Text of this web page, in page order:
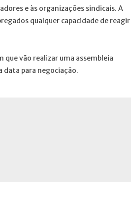
e às organizações sindicais. A
qualquer capacidade de reagir
vão realizar uma assembleia
para negociação.